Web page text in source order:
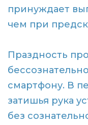
принуждает
чем при
Праздность
смартфону. В
затишья рука
без